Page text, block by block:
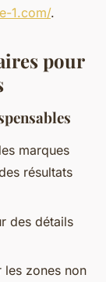
1.com/.
pour
marques
résultats
des détails
zones non